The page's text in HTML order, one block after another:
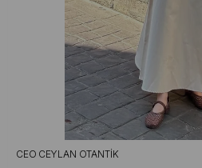
CEO CEYLAN OTANTIK